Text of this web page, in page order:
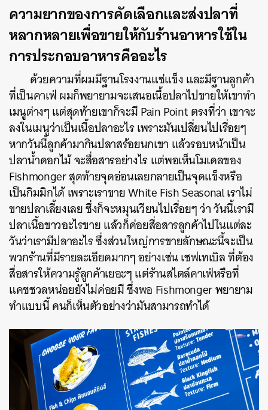
ความยากของการคัดเลือกและส่งปลาที่
หลากหลายเพื่อขายให้กับร้านอาหารใช้ใน
การประกอบอาหารคืออะไร
ด้วยความที่ผมมีฐานโรงงานแช่แข็ง และมีฐานลูกค้า
ที่เป็นคาเฟ่ ผมก็พยายามจะเสนอเนื้อปลาไปขายให้เขาทำ
เมนูต่างๆ แต่สุดท้ายเขาก็จะมี Pain Point ตรงที่ว่า เขาจะ
ลงในเมนูว่าเป็นเนื้อปลาอะไร เพราะมันเปลี่ยนไปเรื่อยๆ
หากวันนี้ลูกค้ามากินปลาสร้อยนกเขา แล้วรอบหน้าเป็น
ปลาน้ำดอกไม้ จะสื่อสารอย่างไร แต่พอเห็นโมเดลของ
Fishmonger สุดท้ายจุดอ่อนเลยกลายเป็นจุดแข็งหรือ
เป็นกิมมิกได้ เพราะเราขาย White Fish Seasonal เราไม่
ขายปลาเลี้ยงเลย ซึ่งก็จะหมุนเวียนไปเรื่อยๆ ว่า วันนี้เรามี
ปลาเนื้อขาวอะไรขาย แล้วก็ค่อยสื่อสารลูกค้าไปในแต่ละ
วันว่าเรามีปลาอะไร ซึ่งส่วนใหญ่การขายลักษณะนี้จะเป็น
พวกร้านที่มีรายละเอียดมากๆ อย่างเช่น เชฟเทเบิล ที่ต้อง
สื่อสารให้ความรู้ลูกค้าเยอะๆ แต่ร้านสไตล์คาเฟ่หรือที่
แคชชวลหน่อยยังไม่ค่อยมี ซึ่งพอ Fishmonger พยายาม
ทำแบบนี้ คนก็เห็นตัวอย่างว่ามันสามารถทำได้